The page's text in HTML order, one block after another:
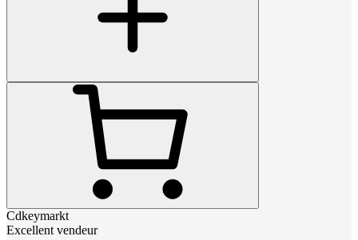
Cdkeymarkt
Excellent vendeur